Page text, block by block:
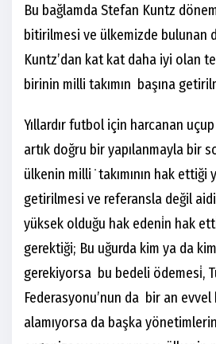
Bu bağlamda Stefan Kuntz
bitirilmesi ve ülkemizde bulunan
Kuntz’dan kat kat daha iyi olan
birinin milli takımın başına
Yıllardır futbol için harcanan
artık doğru bir yapılanmayla bir
ülkenin milli ̇ takımının hak ettiği
getirilmesi ve referansla değil
yüksek olduğu hak edeni̇n hak
gerektiği; Bu uğurda kim ya da
gerekiyorsa bu bedeli ödemesi̇,
Federasyonu’nun da bir an evvel
alamıyorsa da başka